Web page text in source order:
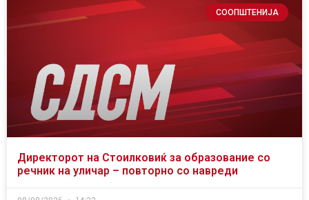
СООПШТЕНИЈА
Директорот на Стоилковиќ за образование со
речник на уличар – повторно со навреди